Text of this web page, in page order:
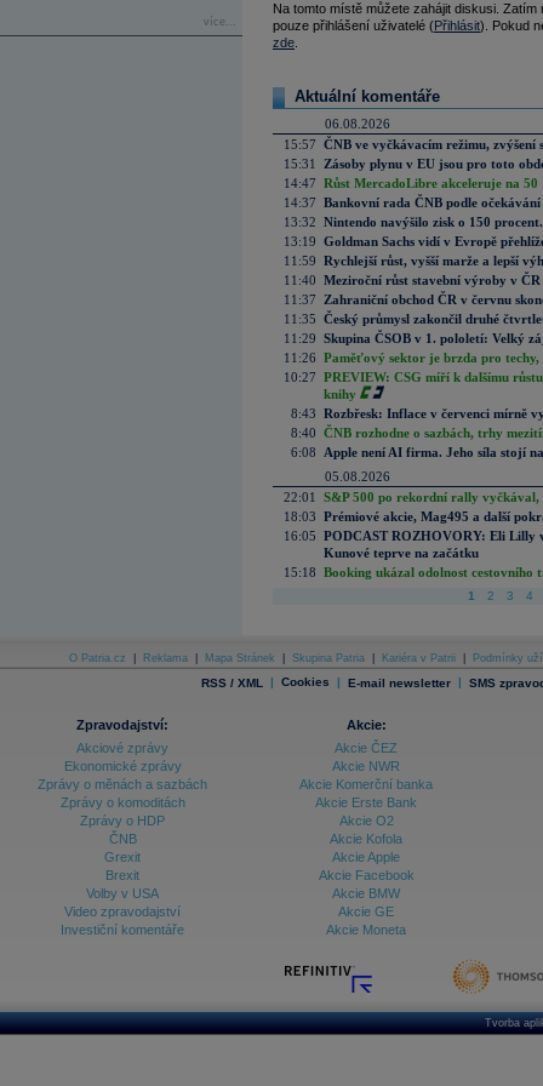
více...
Na tomto místě můžete zahájit diskusi.
pouze přihlášení uživatelé (Přihlásit). Pokud
zde
Aktuální komentáře
06.08.2026
15:57 ČNB ve vyčkávacím režimu, zvýšení
15:31
Zásoby plynu v EU jsou pro toto
14:47 Růst MercadoLibre akceleruje na
14:37 Bankovní rada ČNB podle
13:32 Nintendo navýšilo zisk o 150
13:19 Goldman Sachs vidí v Evropě
11:59 Rychlejší růst, vyšší marže a lepší
11:40 Meziroční růst stavební výroby v
11:37
Zahraniční obchod ČR v červnu
11:35 Český průmysl zakončil druhé
11:29 Skupina ČSOB v 1. pololetí: Velký
11:26 Paměťový sektor je brzda pro techy,
10:27 PREVIEW: CSG míří k dalšímu
knihy
8:43 Rozbřesk: Inflace v červenci mírně
8:40 ČNB rozhodne o sazbách, trhy
6:08
Apple není AI firma. Jeho síla stojí
05.08.2026
22:01
S&P 500 po rekordní rally vyčkával,
18:03 Prémiové akcie, Mag495 a další
16:05 PODCAST ROZHOVORY: Eli Lilly
Kunové teprve na začátku
15:18 Booking ukázal odolnost cestovního
1 2 3 4
O Patria.cz Reklama Mapa Stránek Skupina Patria Kariéra v Patrii Podmínky
RSS / XML | Cookies | E-mail newsletter | SMS
Zpravodajství:
Akciové zprávy
Ekonomické zprávy
Zprávy o měnách a sazbách
Zprávy o komoditách
Zprávy o HDP
ČNB
Grexit
Brexit
Volby v USA
Video zpravodajství
Investiční komentáře
Akcie:
Akcie ČEZ
Akcie NWR
Akcie Komerční banka
Akcie Erste Bank
Akcie O2
Akcie Kofola
Akcie Apple
Akcie Facebook
Akcie BMW
Akcie GE
Akcie Moneta
Tvorba